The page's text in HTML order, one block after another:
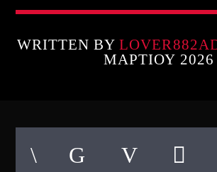
WRITTEN BY
ΜΑΡΤΊΟΥ 2026